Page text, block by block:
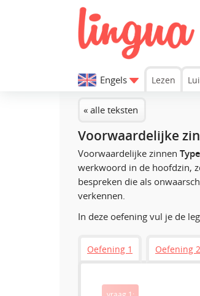
Engels Lezen
« alle teksten
Voorwaardelijke
Voorwaardelijke zinnen
werkwoord in de hoofdzin,
bespreken die als
verkennen.
In deze oefening vul je de
Oefening 1 Oefening 2